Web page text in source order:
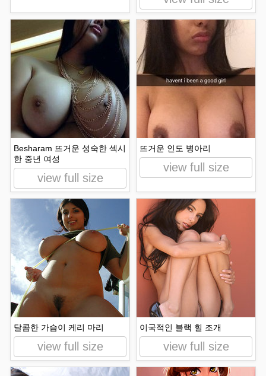
Besharam 뜨거운 성숙한 섹시
한 중년 여성
view full size
뜨거운 인도 병아리
view full size
달콤한 가슴이 케리 마리
view full size
​​이국적인 블랙 힐 조개
view full size